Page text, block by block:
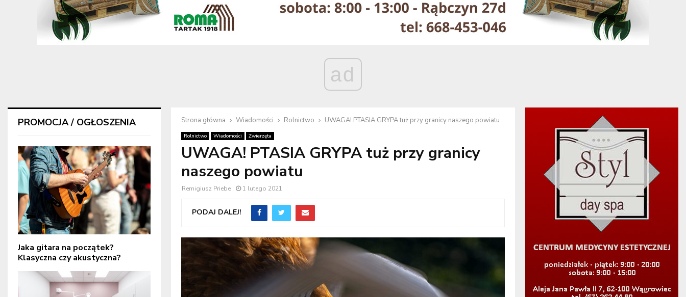
ad
Strona główna Wiadomości Rolnictwo UWAGA! PTASIA GRYPA tuż przy granicy naszego powiatu
Rolnictwo Wiadomości Zwierzęta
UWAGA! PTASIA GRYPA tuż przy granicy
naszego powiatu
Remigiusz Priebe 1 lutego 2021
PODAJ DALEJ!
PROMOCJA / OGŁOSZENIA
Jaka gitara na początek?
Klasyczna czy akustyczna?